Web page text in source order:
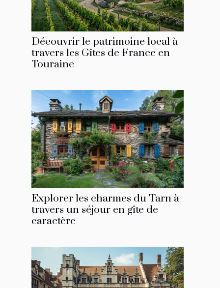
Découvrir le patrimoine local à
travers les Gîtes de France en
Touraine
Explorer les charmes du Tarn à
travers un séjour en gîte de
caractère